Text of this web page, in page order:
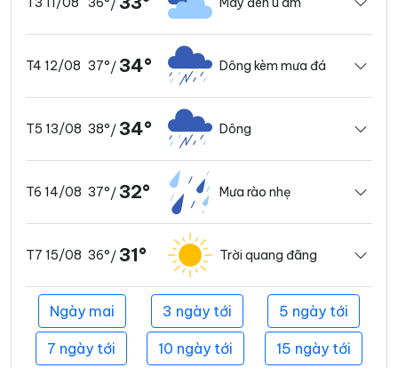
/
T4 12/08 37°/ 34° Dông kèm mưa đá
T5 13/08 38°/ 34° Dông
T6 14/08 37°/ 32° Mưa rào nhẹ
T7 15/08 36°/ 31° Trời quang đãng
Ngày mai 3 ngày tới 5 ngày tới
7 ngày tới 10 ngày tới 15 ngày tới